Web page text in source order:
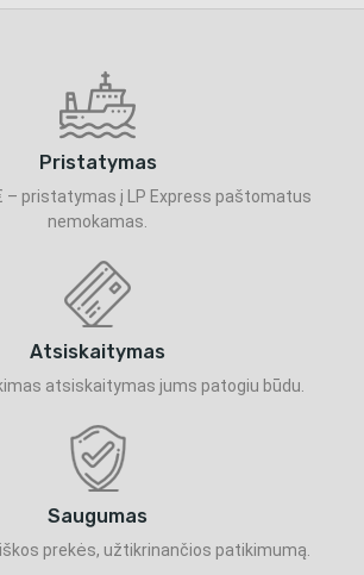
Pristatymas
– pristatymas į LP Express paštomatus
nemokamas.
Atsiskaitymas
atsiskaitymas jums patogiu būdu.
Saugumas
prekės, užtikrinančios patikimumą.